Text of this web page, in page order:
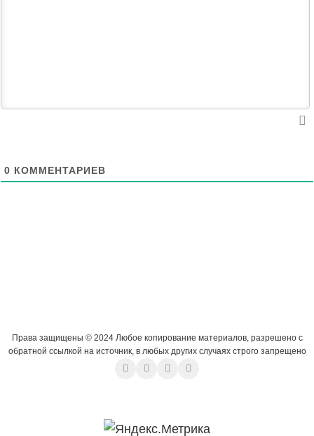
0 КОММЕНТАРИЕВ
Права защищены © 2024 Любое копирование материалов, разрешено с
обратной ссылкой на источник, в любых других случаях строго запрещено